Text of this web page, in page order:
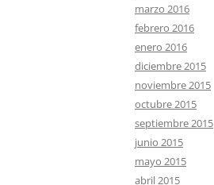
marzo 2016
febrero 2016
enero 2016
diciembre 2015
noviembre 2015
octubre 2015
septiembre 2015
junio 2015
mayo 2015
abril 2015